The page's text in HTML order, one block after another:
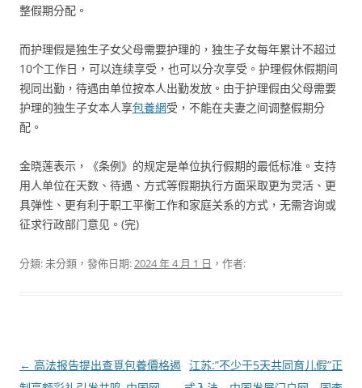
整假期分配。
而护理假是独生子女父母需要护理的，独生子女每年累计不超过
10个工作日，可以连续享受，也可以分次享受。护理假休假期间
视同出勤，待遇由单位按本人出勤发放。由于护理假由父母需要
护理的独生子女本人享包養網受，不能在夫妻之间调整假期分
配。
金晓莲表示，《条例》的规定是单位执行假期的最低标准。支持
用人单位在天数、待遇、方式等假期执行方面采取更为灵活、更
具弹性、更有利于职工平衡工作和家庭关系的方式，无需咨询或
征求行政部门意见。(完)
分類: 未分類，發佈日期:2024 年 4 月 1 日 ，作者:
文
← 高法报告提出查覓包養價格遏 江苏:”不少于5天共同育儿假”正